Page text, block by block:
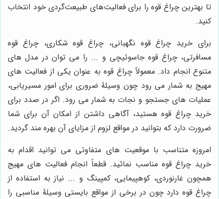
تا بهترین چراغ قوه را برای فعالیت‌های طبیعت‌گردی خود انتخاب
کنید.
برای خرید چراغ قوه نگهبانی، چراغ قوه شکاری، چراغ قوه
مسافرتی، چراغ قوه جاسوئیچی و ... را می توان در مدل های
متنوع انجام داد. معمولاً چراغ قوه به عنوان یکی از فعالیت های
مهیج به شمار می رود چون وسیلۀ ضروری برای امور مسیریابی،
عملیات های جستجو و نجات به شمار می رود. اگر در صدد برای
خرید چراغ قوه هستید، آگاهی داشتن از امکان آن برای شما
ضرورت دارد که بتوانید در مواقع لزوم از مزایای آن بهره مند گردید.
امروزه متناسب با موقعیت های متفاوتی می توانید اقدام به
خرید چراغ قوه مناسب نمائید. قطعاً انجام فعالیت های مهیج
همچون غارنوردی، کوهپیمایی، کمپینگ و ... نیاز به استفاده از
چراغ قوه دارد چون در برخی از مواقع بایستی وسیلۀ مناسبی را